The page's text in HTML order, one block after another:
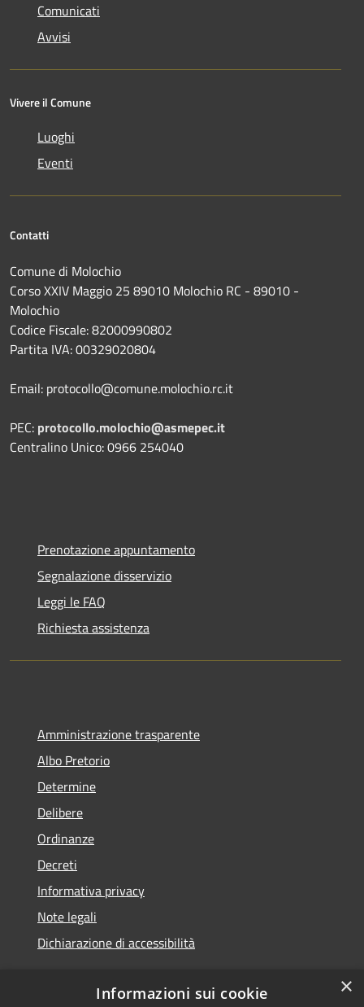
Comunicati
Avvisi
Vivere il Comune
Luoghi
Eventi
Contatti
Comune di Molochio
Corso XXIV Maggio 25 89010 Molochio RC - 89010 -
Molochio
Codice Fiscale: 82000990802
Partita IVA: 00329020804
Email: protocollo@comune.molochio.rc.it
PEC: protocollo.molochio@asmepec.it
Centralino Unico: 0966 254040
Prenotazione appuntamento
Segnalazione disservizio
Leggi le FAQ
Richiesta assistenza
Amministrazione trasparente
Albo Pretorio
Determine
Delibere
Ordinanze
Decreti
Informativa privacy
Note legali
Dichiarazione di accessibilità
×
Informazioni sui cookie